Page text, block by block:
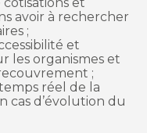
avoir à rechercher
;
et
les organismes et
;
réel de la
cas d’évolution du